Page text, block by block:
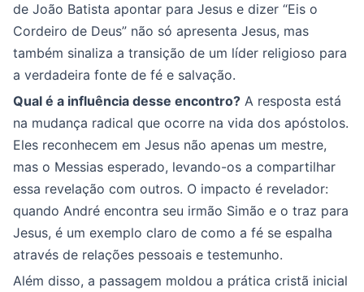
de João Batista apontar para Jesus e dizer “Eis o
Cordeiro de Deus” não só apresenta Jesus, mas
também sinaliza a transição de um líder religioso para
a verdadeira fonte de fé e salvação.
Qual é a influência desse encontro? A resposta está
na mudança radical que ocorre na vida dos apóstolos.
Eles reconhecem em Jesus não apenas um mestre,
mas o Messias esperado, levando-os a compartilhar
essa revelação com outros. O impacto é revelador:
quando André encontra seu irmão Simão e o traz para
Jesus, é um exemplo claro de como a fé se espalha
através de relações pessoais e testemunho.
Além disso, a passagem moldou a prática cristã inicial